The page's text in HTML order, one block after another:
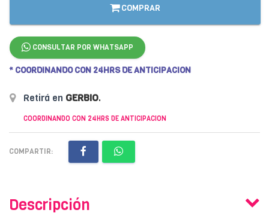
COMPRAR
CONSULTAR POR WHATSAPP
* COORDINANDO CON 24HRS DE ANTICIPACION
Retirá en GERBIO.
COORDINANDO CON 24HRS DE ANTICIPACION
COMPARTIR:
Descripción